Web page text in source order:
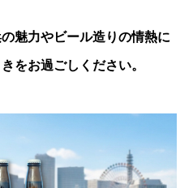
魅力やビール造りの情熱に
をお過ごしください。